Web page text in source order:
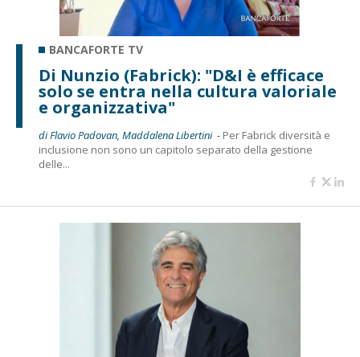
BANCAFORTE TV
Di Nunzio (Fabrick): "D&I è efficace
solo se entra nella cultura valoriale
e organizzativa"
di Flavio Padovan, Maddalena Libertini - Per Fabrick diversità e
inclusione non sono un capitolo separato della gestione
delle...